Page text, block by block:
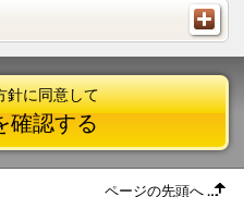
針に同意して
確認する
ページの先頭へ